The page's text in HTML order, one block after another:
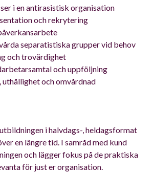
i en antirasistisk organisation
och rekrytering
separatistiska grupper vid behov
och trovärdighet
och uppföljning
uthållighet och omvårdnad
i halvdags-, heldagsformat
en längre tid. I samråd med kund
och lägger fokus på de praktiska
för just er organisation.